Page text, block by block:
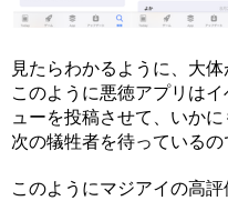
見たらわかるように、大
このように悪徳アプリは
ューを投稿させて、いか
次の犠牲者を待っているの
このようにマジアイの高